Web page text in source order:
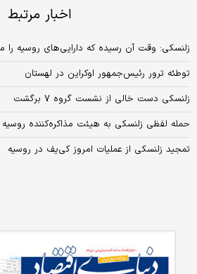
اخبار مرتبط
زلنسکی: وقت آن رسیده که دارایی‌های روسیه را
توطئه ترور رئیس‌جمهور اوکراین در لهستان
زلنسکی دست خالی از نشست گروه ۷ برگشت
حمله لفظی زلنسکی به هیئت مذاکره‌کننده روسیه
تمجید زلنسکی از عملیات امروز کی‌یف در روسیه